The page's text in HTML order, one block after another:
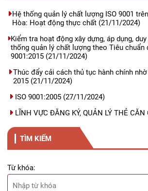
Hệ thống quản lý chất lượng ISO 9001
Hòa: Hoạt động thực chất(21/11/2024)
Kiểm tra hoạt động xây dựng, áp dụng,
thống quản lý chất lượng theo Tiêu chuẩn
9001:2015(21/11/2024)
Thúc đẩy cải cách thủ tục hành chính nhờ
2015 (21/11/2024)
ISO 9001:2005 (27/11/2024)
LĨNH VỰC ĐĂNG KÝ, QUẢN LÝ THẺ CĂN
TÌM KIẾM
Từ khóa: